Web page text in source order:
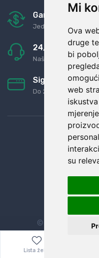
Mi
Ova
druge
bi
web
su
Garancija u
Jednostavno pravilo:
24/7 odlična
Naši agenti uvijek na
Sigurno
Do 24 rata bez
© Sva prava
Lista želja